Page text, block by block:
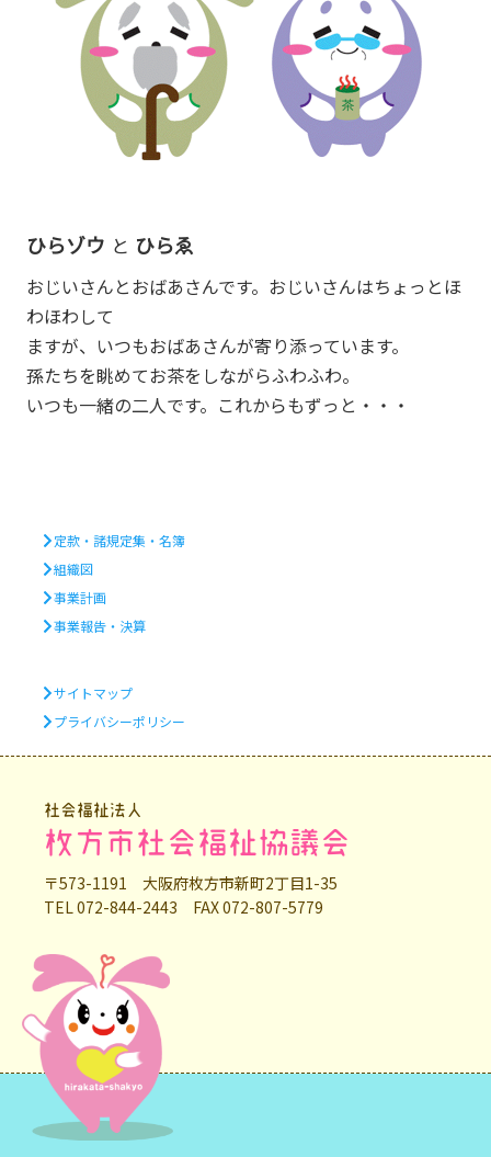
ひらゾウ と ひらゑ
おじいさんとおばあさんです。おじいさんはちょっとほ
わほわして
ますが、いつもおばあさんが寄り添っています。
孫たちを眺めてお茶をしながらふわふわ。
いつも一緒の二人です。これからもずっと・・・
定款・諸規定集・名簿
組織図
事業計画
事業報告・決算
サイトマップ
プライバシーポリシー
社会福祉法人
枚方市社会福祉協議会
〒573-1191 大阪府枚方市新町2丁目1-35
TEL 072-844-2443 FAX 072-807-5779